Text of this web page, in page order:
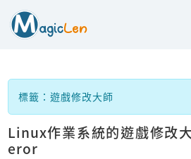
標籤：遊戲修改大師
Linux作業系統的遊戲修改
eror